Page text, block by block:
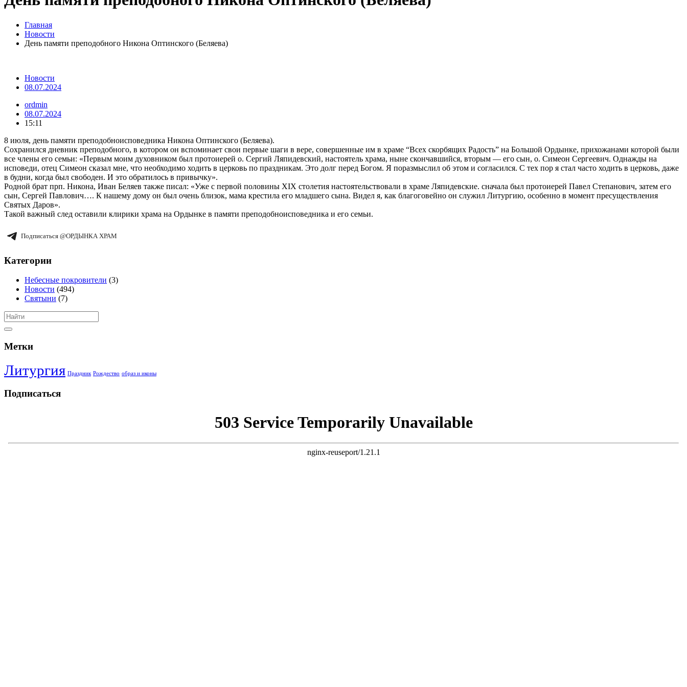
Главная
Новости
День памяти преподобного Никона Оптинского (Беляева)
Новости
08.07.2024
ordmin
08.07.2024
15:11
8 июля, день памяти преподобноисповедника Никона Оптинского (Беляева).
Сохранился дневник преподобного, в котором он вспоминает свои первые шаги в вере, совершенные им в храме “Всех скорбящих Радость” на Большой Ордынке, прихожанами которой были
все члены его семьи: «Первым моим духовником был протоиерей о. Сергий Ляпидевский, настоятель храма, ныне скончавшийся, вторым — его сын, о. Симеон Сергеевич. Однажды на
исповеди, отец Симеон сказал мне, что необходимо ходить в церковь по праздникам. Это долг перед Богом. Я поразмыслил об этом и согласился. С тех пор я стал часто ходить в церковь, даже
в будни, когда был свободен. И это обратилось в привычку».
Родной брат прп. Никона, Иван Беляев также писал: «Уже с первой половины XIX столетия настоятельствовали в храме Ляпидевские. сначала был протоиерей Павел Степанович, затем его
сын, Сергей Павлович…. К нашему дому он был очень близок, мама крестила его младшего сына. Видел я, как благоговейно он служил Литургию, особенно в момент пресуществления
Святых Даров».
Такой важный след оставили клирики храма на Ордынке в памяти преподобноисповедника и его семьи.
Подписаться @ОРДЫНКА ХРАМ
Категории
Небесные покровители (3)
Новости (494)
Святыни (7)
Метки
Литургия Праздник Рождество образ и иконы
Подписаться